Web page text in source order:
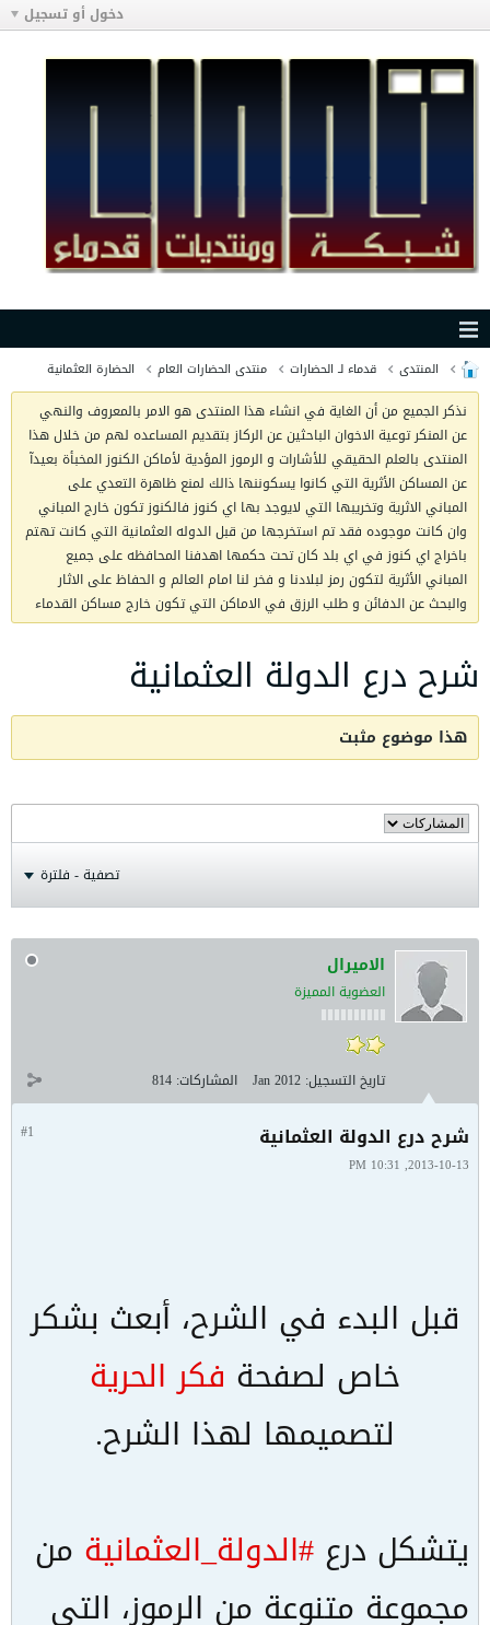
دخول أو تسجيل
المنتدى قدماء لـ الحضارات منتدى الحضارات العام الحضارة العثمانية
نذكر الجميع من أن الغاية في انشاء هذا المنتدى هو الامر بالمعروف والنهي
عن المنكر توعية الاخوان الباحثين عن الركاز بتقديم المساعده لهم من خلال هذا
المنتدى بالعلم الحقيقي للأشارات و الرموز المؤدية لأماكن الكنوز المخبأة بعيدآ
عن المساكن الأثرية التي كانوا يسكوننها ذالك لمنع ظاهرة التعدي على
المباني الاثرية وتخريبها التي لايوجد بها اي كنوز فالكنوز تكون خارج المباني
وان كانت موجوده فقد تم استخرجها من قبل الدوله العثمانية التي كانت تهتم
باخراج اي كنوز في اي بلد كان تحت حكمها اهدفنا المحافظه على جميع
المباني الأثرية لتكون رمز لبلادنا و فخر لنا امام العالم و الحفاظ على الاثار
والبحث عن الدفائن و طلب الرزق في الاماكن التي تكون خارج مساكن القدماء
شرح درع الدولة العثمانية
هذا موضوع مثبت
تصفية - فلترة
الاميرال
العضوية المميزة
تاريخ التسجيل: Jan 2012 المشاركات: 814
#1 شرح درع الدولة العثمانية
2013-10-13, 10:31 PM
قبل البدء في الشرح، أبعث بشكر
خاص لصفحة فكر الحرية
لتصميمها لهذا الشرح.
يتشكل درع #الدولة_العثمانية من
مجموعة متنوعة من الرموز، التي